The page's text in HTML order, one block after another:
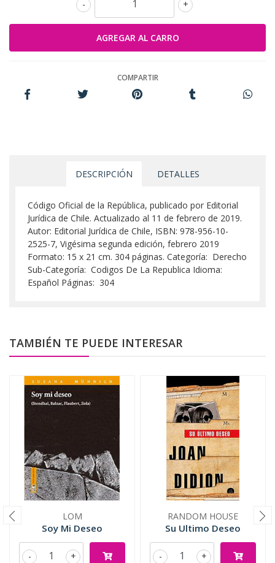
+
-
COMPARTIR
DESCRIPCIÓN DETALLES
Código Oficial de la República, publicado por Editorial
Jurídica de Chile. Actualizado al 11 de febrero de 2019.
Autor: Editorial Jurídica de Chile, ISBN: 978-956-10-
2525-7, Vigésima segunda edición, febrero 2019
Formato: 15 x 21 cm. 304 páginas. Categoría: Derecho
Sub-Categoría: Codigos De La Republica Idioma:
Español Páginas: 304
TAMBIÉN TE PUEDE INTERESAR
LOM
Soy Mi Deseo
+
-
RANDOM HOUSE
Su Ultimo Deseo
+
-